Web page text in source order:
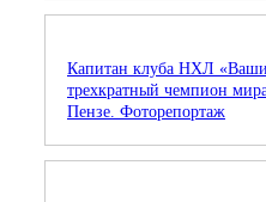
Капитан клуба НХЛ
трехкратный чемпион
Пензе. Фоторепортаж